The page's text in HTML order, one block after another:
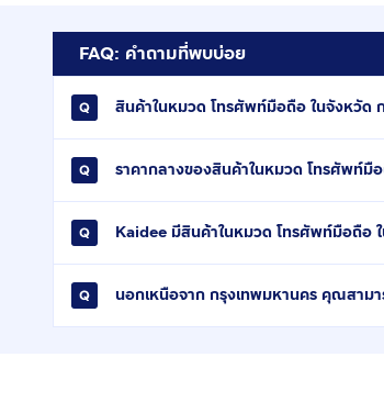
FAQ: คำถามที่พบบ่อย
สินค้าในหมวด โทรศัพท์มือถือ ในจังหวัด
ราคากลางของสินค้าในหมวด โทรศัพท์มื
Kaidee มีสินค้าในหมวด โทรศัพท์มือถือ
นอกเหนือจาก กรุงเทพมหานคร คุณสาม